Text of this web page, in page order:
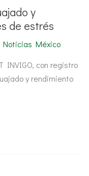
y
de estrés
Noticias México
INVIGO, con registro
y rendimiento